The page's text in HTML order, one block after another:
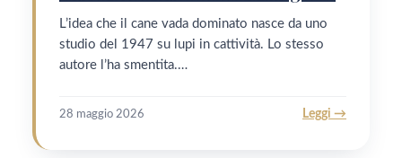
L’idea che il cane vada dominato nasce da uno
studio del 1947 su lupi in cattività. Lo stesso
autore l’ha smentita.…
28 maggio 2026 Leggi →